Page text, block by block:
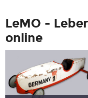
LeMO -
online